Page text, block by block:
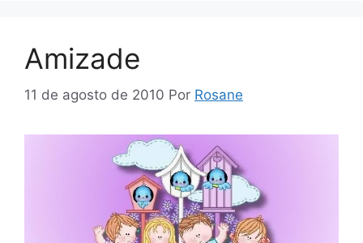
Amizade
11 de agosto de 2010 Por Rosane